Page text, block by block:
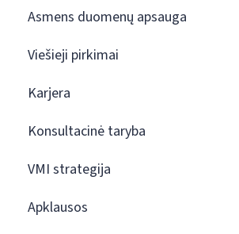
Asmens duomenų apsauga
Viešieji pirkimai
Karjera
Konsultacinė taryba
VMI strategija
Apklausos